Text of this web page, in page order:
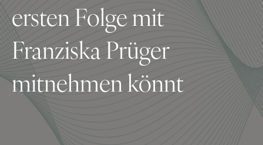
ersten Folge mit
Franziska Prüger
mitnehmen könnt